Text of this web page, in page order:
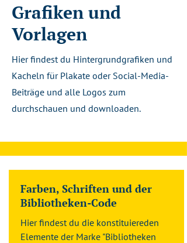
Grafiken und
Vorlagen
Hier findest du Hintergrundgrafiken und
Kacheln für Plakate oder Social-Media-
Beiträge und alle Logos zum
durchschauen und downloaden.
Farben, Schriften und der
Bibliotheken-Code
Hier findest du die konstituiereden
Elemente der Marke "Bibliotheken